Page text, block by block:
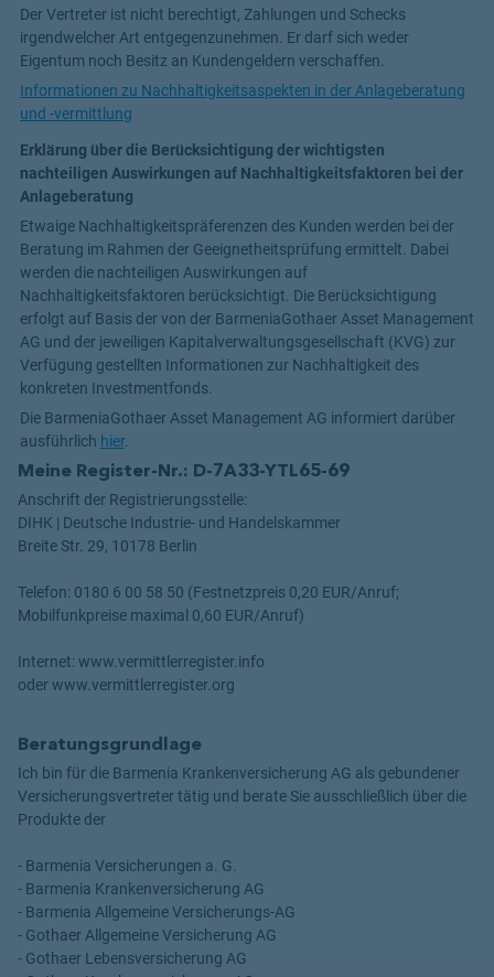
Der Vertreter ist nicht berechtigt, Zahlungen und Schecks
irgendwelcher Art entgegenzunehmen. Er darf sich weder
Eigentum noch Besitz an Kundengeldern verschaffen.
Informationen zu Nachhaltigkeitsaspekten in der Anlageberatung
und -vermittlung
Erklärung über die Berücksichtigung der wichtigsten
nachteiligen Auswirkungen auf Nachhaltigkeitsfaktoren bei der
Anlageberatung
Etwaige Nachhaltigkeitspräferenzen des Kunden werden bei der
Beratung im Rahmen der Geeignetheitsprüfung ermittelt. Dabei
werden die nachteiligen Auswirkungen auf
Nachhaltigkeitsfaktoren berücksichtigt. Die Berücksichtigung
erfolgt auf Basis der von der BarmeniaGothaer Asset Management
AG und der jeweiligen Kapitalverwaltungsgesellschaft (KVG) zur
Verfügung gestellten Informationen zur Nachhaltigkeit des
konkreten Investmentfonds.
Die BarmeniaGothaer Asset Management AG informiert darüber
ausführlich hier.
Meine Register-Nr.: D-7A33-YTL65-69
Anschrift der Registrierungsstelle:
DIHK | Deutsche Industrie- und Handelskammer
Breite Str. 29, 10178 Berlin
Telefon: 0180 6 00 58 50 (Festnetzpreis 0,20 EUR/Anruf;
Mobilfunkpreise maximal 0,60 EUR/Anruf)
Internet: www.vermittlerregister.info
oder www.vermittlerregister.org
Beratungsgrundlage
Ich bin für die Barmenia Krankenversicherung AG als gebundener
Versicherungsvertreter tätig und berate Sie ausschließlich über die
Produkte der
- Barmenia Versicherungen a. G.
- Barmenia Krankenversicherung AG
- Barmenia Allgemeine Versicherungs-AG
- Gothaer Allgemeine Versicherung AG
- Gothaer Lebensversicherung AG